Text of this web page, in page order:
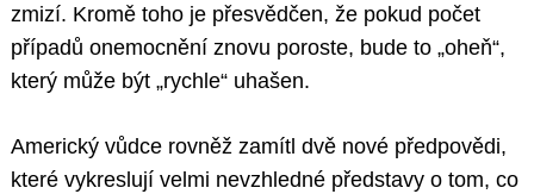
zmizí. Kromě toho je přesvědčen, že pokud počet
případů onemocnění znovu poroste, bude to „oheň“,
který může být „rychle“ uhašen.
Americký vůdce rovněž zamítl dvě nové předpovědi,
které vykreslují velmi nevzhledné představy o tom, co